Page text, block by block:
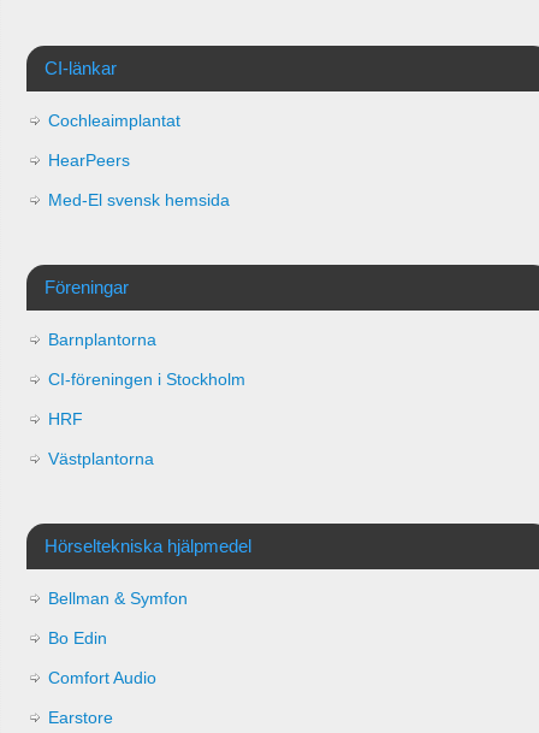
CI-länkar
Cochleaimplantat
HearPeers
Med-El svensk hemsida
Föreningar
Barnplantorna
CI-föreningen i Stockholm
HRF
Västplantorna
Hörseltekniska hjälpmedel
Bellman & Symfon
Bo Edin
Comfort Audio
Earstore